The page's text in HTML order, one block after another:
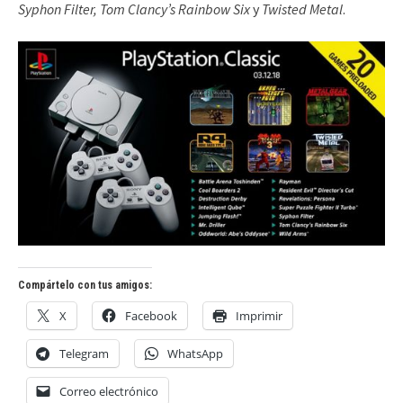
Syphon Filter, Tom Clancy’s Rainbow Sixy Twisted Metal.
Compártelo con tus amigos:
X Facebook Imprimir
Telegram WhatsApp
Correo electrónico